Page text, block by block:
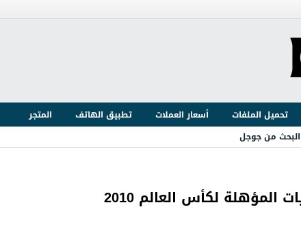
تحميل الملفات أسعار العملات تطبيق الهاتف
المتجر
البحث من جوجل
لكأس العالم 2010